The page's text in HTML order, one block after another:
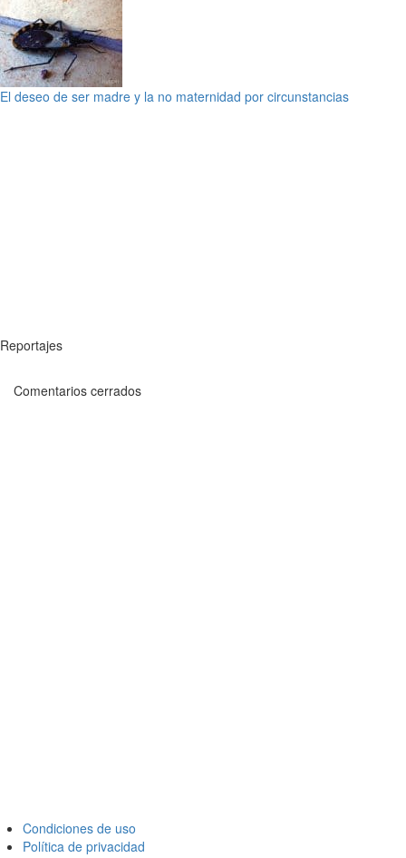
El deseo de ser madre y la no maternidad por circunstancias
Reportajes
Comentarios cerrados
Condiciones de uso
Política de privacidad